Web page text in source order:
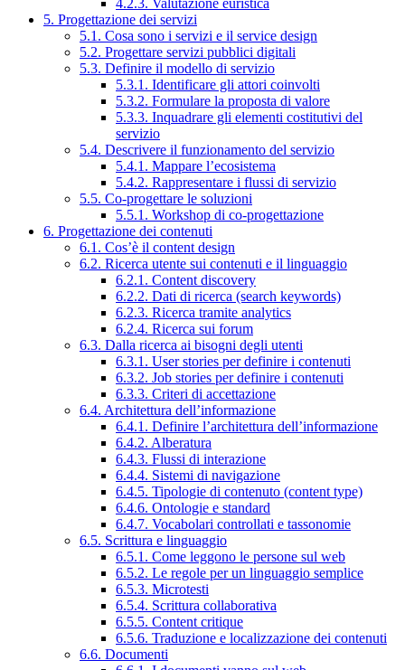
4.2.3. Valutazione euristica
5. Progettazione dei servizi
5.1. Cosa sono i servizi e il service design
5.2. Progettare servizi pubblici digitali
5.3. Definire il modello di servizio
5.3.1. Identificare gli attori coinvolti
5.3.2. Formulare la proposta di valore
5.3.3. Inquadrare gli elementi costitutivi del
servizio
5.4. Descrivere il funzionamento del servizio
5.4.1. Mappare l’ecosistema
5.4.2. Rappresentare i flussi di servizio
5.5. Co-progettare le soluzioni
5.5.1. Workshop di co-progettazione
6. Progettazione dei contenuti
6.1. Cos’è il content design
6.2. Ricerca utente sui contenuti e il linguaggio
6.2.1. Content discovery
6.2.2. Dati di ricerca (search keywords)
6.2.3. Ricerca tramite analytics
6.2.4. Ricerca sui forum
6.3. Dalla ricerca ai bisogni degli utenti
6.3.1. User stories per definire i contenuti
6.3.2. Job stories per definire i contenuti
6.3.3. Criteri di accettazione
6.4. Architettura dell’informazione
6.4.1. Definire l’architettura dell’informazione
6.4.2. Alberatura
6.4.3. Flussi di interazione
6.4.4. Sistemi di navigazione
6.4.5. Tipologie di contenuto (content type)
6.4.6. Ontologie e standard
6.4.7. Vocabolari controllati e tassonomie
6.5. Scrittura e linguaggio
6.5.1. Come leggono le persone sul web
6.5.2. Le regole per un linguaggio semplice
6.5.3. Microtesti
6.5.4. Scrittura collaborativa
6.5.5. Content critique
6.5.6. Traduzione e localizzazione dei contenuti
6.6. Documenti